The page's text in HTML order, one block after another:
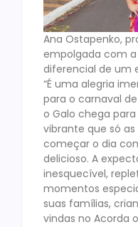
Ana Ostapenko,
empolgada com
diferencial de um
“É uma alegria
para o carnaval
o Galo chega
vibrante que só
começar o dia
delicioso. A
inesquecível,
momentos
suas famílias,
vindas no Acorda